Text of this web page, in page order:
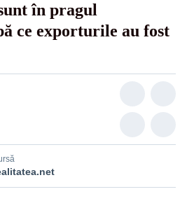
în pragul
ce exporturile au fost